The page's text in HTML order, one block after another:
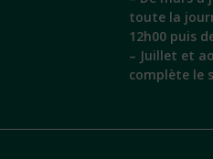
toute la
12h00 puis
– Juillet et
complète le